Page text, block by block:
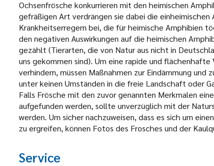
Ochsenfrösche konkurrieren mit den heimischen
gefräßigen Art verdrängen sie dabei die
Krankheitserregern bei, die für heimische Amphibien
den negativen Auswirkungen auf die heimischen
gezählt (Tierarten, die von Natur aus nicht in
uns gekommen sind). Um eine rapide und
verhindern, müssen Maßnahmen zur Eindämmung
unter keinen Umständen in die freie Landschaft oder
Falls Frösche mit den zuvor genannten Merkmalen
aufgefunden werden, sollte unverzüglich mit der
werden. Um sicher nachzuweisen, dass es sich um
zu ergreifen, können Fotos des Frosches und der
Service